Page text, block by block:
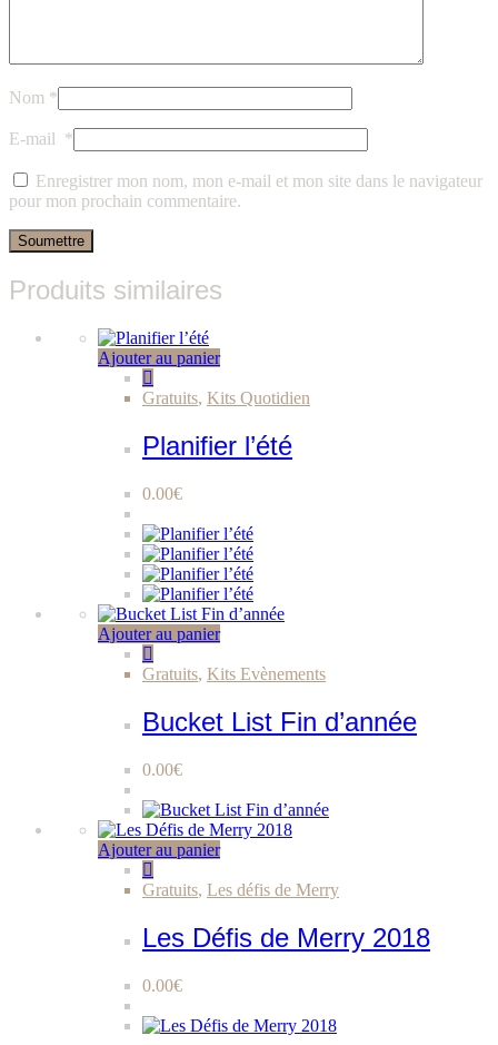
Nom *
E-mail *
Enregistrer mon nom, mon e-mail et mon site dans le navigateur
pour mon prochain commentaire.
Produits similaires
Ajouter au panier
Gratuits, Kits Quotidien
Planifier l’été
0.00€
Ajouter au panier
Gratuits, Kits Evènements
Bucket List Fin d’année
0.00€
Ajouter au panier
Gratuits, Les défis de Merry
Les Défis de Merry 2018
0.00€